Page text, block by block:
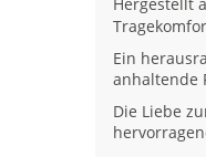
Ein
anhaltende
Die Liebe